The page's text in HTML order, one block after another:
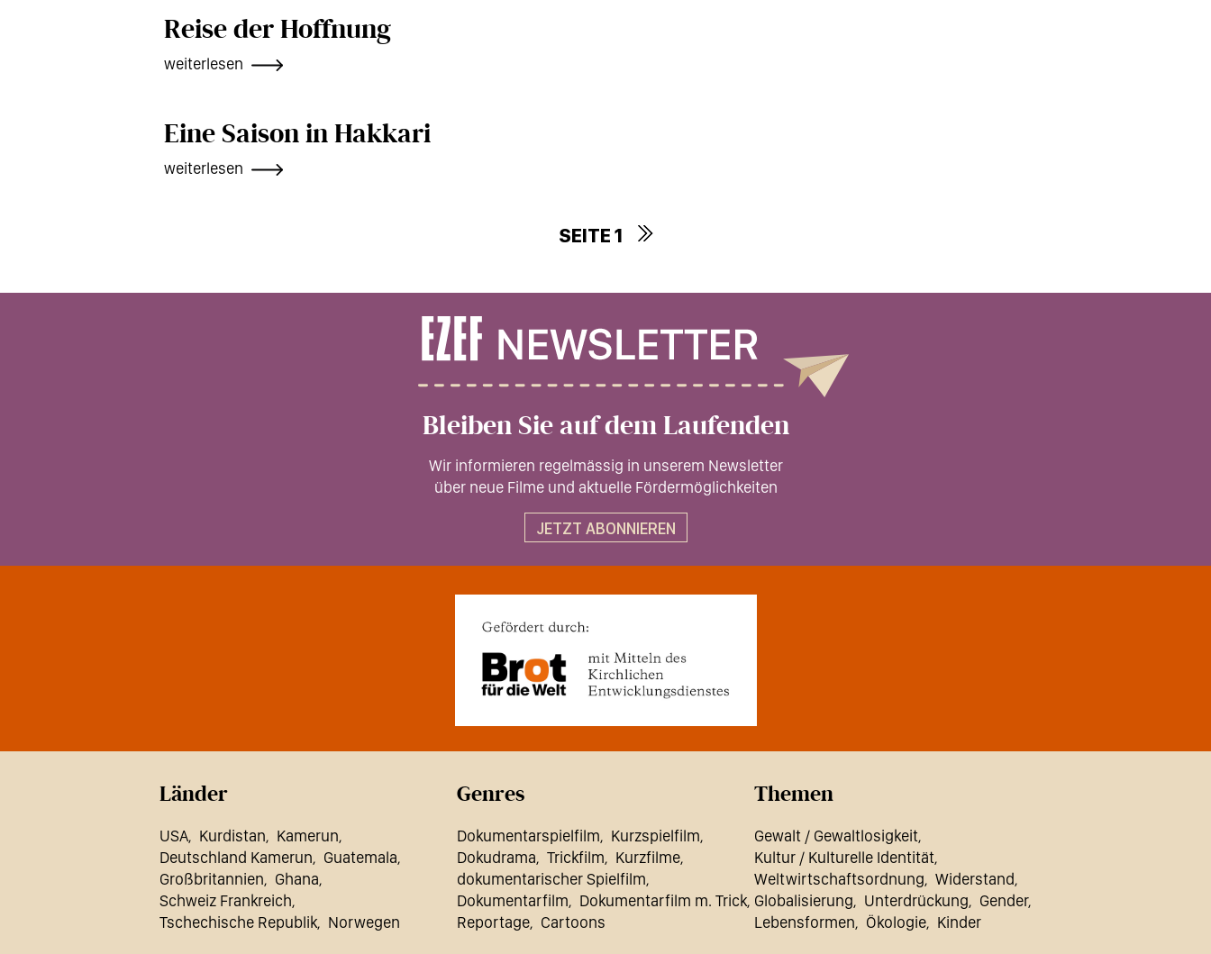
Reise der Hoffnung
weiterlesen
Eine Saison in Hakkari
weiterlesen
SEITE 1
Bleiben Sie auf dem Laufenden
Wir informieren regelmässig in unserem Newsletter
über neue Filme und aktuelle Fördermöglichkeiten
JETZT ABONNIEREN
Länder
USA Kurdistan
Kamerun
Deutschland Kamerun
Guatemala
Großbritannien
Ghana
Schweiz Frankreich
Tschechische Republik
Norwegen
Genres
Dokumentarspielfilm
Kurzspielfilm
Dokudrama
Trickfilm
Kurzfilme
dokumentarischer Spielfilm
Dokumentarfilm
Dokumentarfilm m. Trick
Reportage
Cartoons
Themen
Gewalt / Gewaltlosigkeit
Kultur / Kulturelle Identität
Weltwirtschaftsordnung
Widerstand
Globalisierung
Unterdrückung
Gender
Lebensformen
Ökologie Kinder